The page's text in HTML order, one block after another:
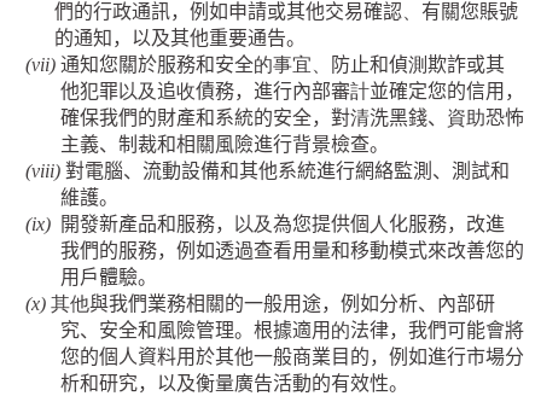
們的行政通訊，例如申請或其他交易確認
有關您賬號
的通知，以及其他重要通告。
(vii) 通知您關於服務和安全的事宜、 防止和偵測欺詐或其
他犯罪以及追收債務，進行內部審計並確定您的信用，
確保我們的財產和系統的安全，對清洗黑錢、 資助恐怖
主義、制裁和相關風險進行背景檢查。
(viii) 對電腦、流動設備和其他系統進行網絡監測、測試和
維護。
(ix) 開發新產品和服務， 以及為您提供個 人 化服務，改進
我們的服務，例如透過查看用量和移動模式來改善您的
用戶體驗。
(x) 其他與我們業務相關的一般用途，例如分析、內部研
究、安全和風險管理。根據適用 的法律，我們可能會將
您的個人資料用於其他一般商業目的，例如進行市場分
析和研究，以及衡量廣告活動的有效性。